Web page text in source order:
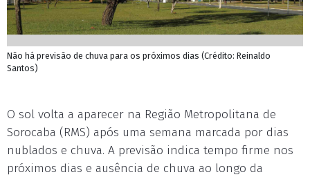
Não há previsão de chuva para os próximos dias (Crédito: Reinaldo
Santos)
O sol volta a aparecer na Região Metropolitana de
Sorocaba (RMS) após uma semana marcada por dias
nublados e chuva. A previsão indica tempo firme nos
próximos dias e ausência de chuva ao longo da